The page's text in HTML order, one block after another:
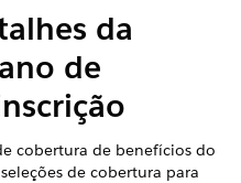
da
de
cobertura de benefícios do
de cobertura para